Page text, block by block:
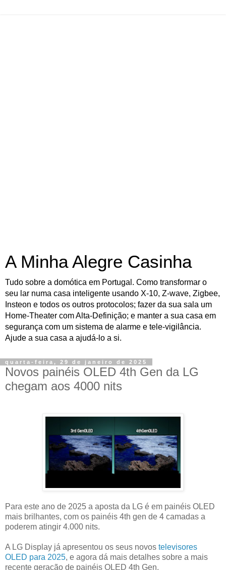
A Minha Alegre Casinha
Tudo sobre a domótica em Portugal. Como transformar o
seu lar numa casa inteligente usando X-10, Z-wave, Zigbee,
Insteon e todos os outros protocolos; fazer da sua sala um
Home-Theater com Alta-Definição; e manter a sua casa em
segurança com um sistema de alarme e tele-vigilância.
Ajude a sua casa a ajudá-lo a si.
quarta-feira, 29 de janeiro de 2025
Novos painéis OLED 4th Gen da LG
chegam aos 4000 nits
Para este ano de 2025 a aposta da LG é em painéis OLED
mais brilhantes, com os painéis 4th gen de 4 camadas a
poderem atingir 4.000 nits.
A LG Display já apresentou os seus novos televisores
OLED para 2025, e agora dá mais detalhes sobre a mais
recente geração de painéis OLED 4th Gen.